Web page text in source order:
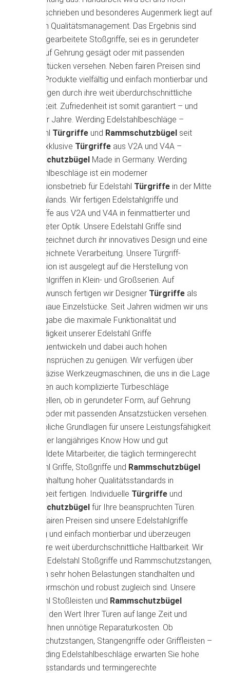
großgeschrieben und besonderes Augenmerk liegt auf
unserem Qualitätsmanagement. Das Ergebnis sind
perfekt gearbeitete Stoßgriffe, sei es in gerundeter
Form, auf Gehrung gesägt oder mit passenden
Ansatzstücken versehen. Neben fairen Preisen sind
unsere Produkte vielfältig und einfach montierbar und
überzeugen durch ihre weit überdurchschnittliche
Haltbarkeit. Zufriedenheit ist somit garantiert – und
das über Jahre. Werding Edelstahlbeschläge –
Edelstahl Türgriffe und Rammschutzbügel seit
1947. Exklusive Türgriffe aus V2A und V4A –
Rammschutzbügel Made in Germany. Werding
Edelstahlbeschläge ist ein moderner
Produktionsbetrieb für Edelstahl Türgriffe in der Mitte
Deutschlands. Wir fertigen Edelstahlgriffe und
Stoßgriffe aus V2A und V4A in feinmattierter und
gebürsteter Optik. Unsere Edelstahl Griffe sind
gekennzeichnet durch ihr innovatives Design und eine
ausgezeichnete Verarbeitung. Unsere Türgriff-
Produktion ist ausgelegt auf die Herstellung von
Edelstahlgriffen in Klein- und Großserien. Auf
Kundenwunsch fertigen wir Designer Türgriffe als
maßgenaue Einzelstücke. Seit Jahren widmen wir uns
der Aufgabe die maximale Funktionalität und
Beständigkeit unserer Edelstahl Griffe
weiterzuentwickeln und dabei auch hohen
Designansprüchen zu genügen. Wir verfügen über
hoch präzise Werkzeugmaschinen, die uns in die Lage
versetzen auch komplizierte Türbeschläge
herzustellen, ob in gerundeter Form, auf Gehrung
gesägt oder mit passenden Ansatzstücken versehen.
Maßgebliche Grundlagen für unsere Leistungsfähigkeit
sind unser langjähriges Know How und gut
ausgebildete Mitarbeiter, die täglich termingerecht
Edelstahl Griffe, Stoßgriffe und Rammschutzbügel
unter Einhaltung hoher Qualitätsstandards in
Handarbeit fertigen. Individuelle Türgriffe und
Rammschutzbügel für Ihre beanspruchten Türen.
Neben fairen Preisen sind unsere Edelstahlgriffe
vielfältig und einfach montierbar und überzeugen
durch ihre weit überdurchschnittliche Haltbarkeit. Wir
fertigen Edelstahl Stoßgriffe und Rammschutzstangen,
die auch sehr hohen Belastungen standhalten und
dabei formschön und robust zugleich sind. Unsere
Edelstahl Stoßleisten und Rammschutzbügel
erhalten den Wert Ihrer Türen auf lange Zeit und
sparen Ihnen unnötige Reparaturkosten. Ob
Rammschutzstangen, Stangengriffe oder Griffleisten –
bei Werding Edelstahlbeschläge erwarten Sie hohe
Qualitätsstandards und termingerechte